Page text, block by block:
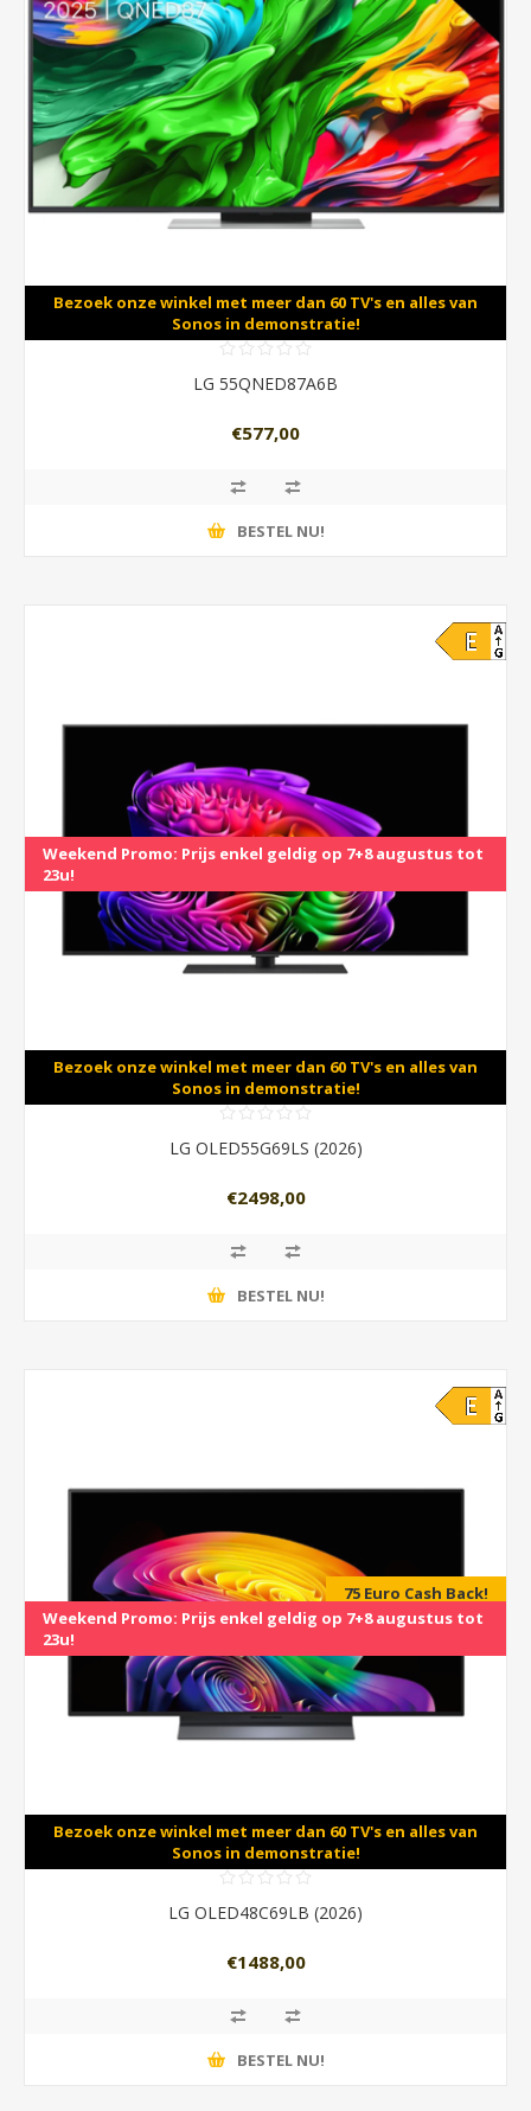
Bezoek onze winkel met meer dan 60 TV's en alles van
Sonos in demonstratie!
LG 55QNED87A6B
€577,00
BESTEL NU!
150 Euro Cash Back
Bezoek onze winkel met meer dan 60 TV's en alles van
Sonos in demonstratie!
Weekend Promo: Prijs enkel geldig op 7+8 augustus tot
23u!
LG OLED55G69LS (2026)
€2498,00
BESTEL NU!
75 Euro Cash Back!
Bezoek onze winkel met meer dan 60 TV's en alles van
Sonos in demonstratie!
Weekend Promo: Prijs enkel geldig op 7+8 augustus tot
23u!
LG OLED48C69LB (2026)
€1488,00
BESTEL NU!